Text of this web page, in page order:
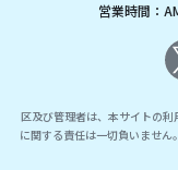
営業時間：
区及び管理者は、本サイトの
に関する責任は一切負いません